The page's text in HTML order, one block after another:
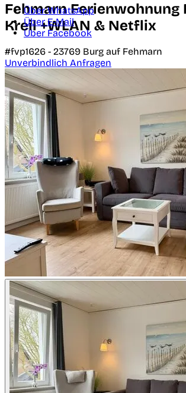
Über WhatsApp
Über E-Mail
Über Facebook
Fehmarn Ferienwohnung
Kreil +WLAN & Netflix
#fvp1626 - 23769 Burg auf Fehmarn
Unverbindlich Anfragen